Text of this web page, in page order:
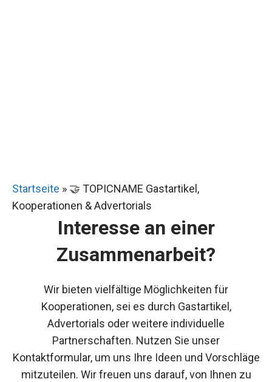
Startseite » 🤝 TOPICNAME Gastartikel,
Kooperationen & Advertorials
Interesse an einer
Zusammenarbeit?
Wir bieten vielfältige Möglichkeiten für
Kooperationen, sei es durch Gastartikel,
Advertorials oder weitere individuelle
Partnerschaften. Nutzen Sie unser
Kontaktformular, um uns Ihre Ideen und Vorschläge
mitzuteilen. Wir freuen uns darauf, von Ihnen zu